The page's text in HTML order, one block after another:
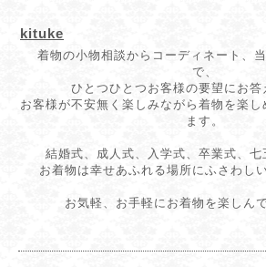
kituke
着物の小物相談からコーディネート、
で、
ひとつひとつお客様の要望にお答
お客様が不安無く楽しみながら着物を楽し
ます。
結婚式、成人式、入学式、卒業式、七
お着物は幸せあふれる場所にふさわし
お気軽、お手軽にお着物を楽しん